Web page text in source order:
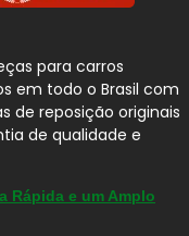
para carros
em todo o Brasil com
de reposição originais
de qualidade e
Rápida e um Amplo